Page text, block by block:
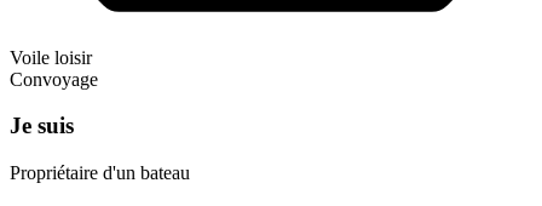
Voile loisir
Convoyage
Je suis
Propriétaire d'un bateau